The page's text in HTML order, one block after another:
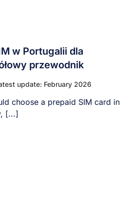
w Portugalii dla
przewodnik
update: February 2026
choose a prepaid SIM card in
[...]